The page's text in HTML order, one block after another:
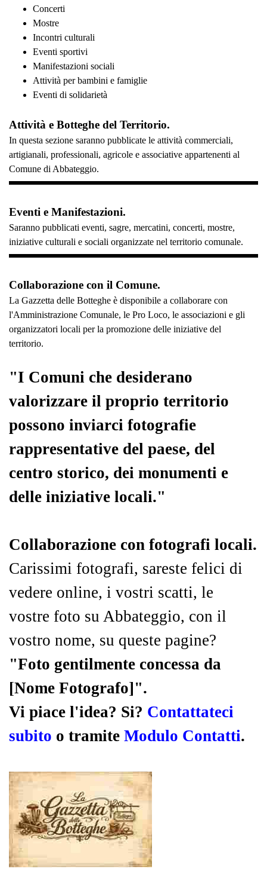
Concerti
Mostre
Incontri culturali
Eventi sportivi
Manifestazioni sociali
Attività per bambini e famiglie
Eventi di solidarietà
Attività e Botteghe del Territorio.
In questa sezione saranno pubblicate le attività commerciali,
artigianali, professionali, agricole e associative appartenenti al
Comune di Abbateggio.
Eventi e Manifestazioni.
Saranno pubblicati eventi, sagre, mercatini, concerti, mostre,
iniziative culturali e sociali organizzate nel territorio comunale.
Collaborazione con il Comune.
La Gazzetta delle Botteghe è disponibile a collaborare con
l'Amministrazione Comunale, le Pro Loco, le associazioni e gli
organizzatori locali per la promozione delle iniziative del
territorio.
"I Comuni che desiderano
valorizzare il proprio territorio
possono inviarci fotografie
rappresentative del paese, del
centro storico, dei monumenti e
delle iniziative locali."
Collaborazione con fotografi locali.
Carissimi fotografi, sareste felici di
vedere online, i vostri scatti, le
vostre foto su Abbateggio, con il
vostro nome, su queste pagine?
"Foto gentilmente concessa da
[Nome Fotografo]".
Vi piace l'idea? Si? Contattateci
subito o tramite Modulo Contatti.